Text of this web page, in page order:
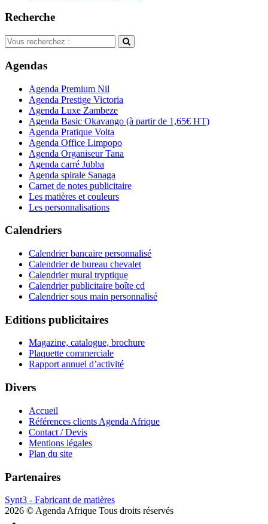
Recherche
Agendas
Agenda Premium Nil
Agenda Prestige Victoria
Agenda Luxe Zambeze
Agenda Basic Okavango (à partir de 1,65€ HT)
Agenda Pratique Volta
Agenda Office Limpopo
Agenda Organiseur Tana
Agenda carré Jubba
Agenda spirale Sanaga
Carnet de notes publicitaire
Les matières et couleurs
Les personnalisations
Calendriers
Calendrier bancaire personnalisé
Calendrier de bureau chevalet
Calendrier mural tryptique
Calendrier publicitaire boîte cd
Calendrier sous main personnalisé
Editions publicitaires
Magazine, catalogue, brochure
Plaquette commerciale
Rapport annuel d’activité
Divers
Accueil
Références clients Agenda Afrique
Contact / Devis
Mentions légales
Plan du site
Partenaires
Synt3 - Fabricant de matières
2026 © Agenda Afrique Tous droits réservés